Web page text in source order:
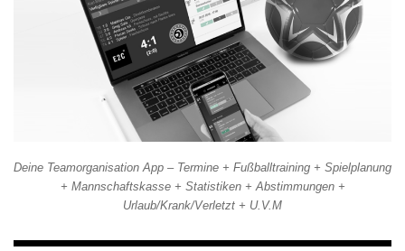
Deine Teamorganisation App – Termine + Fußballtraining + Spielplanung
+ Mannschaftskasse + Statistiken + Abstimmungen +
Urlaub/Krank/Verletzt + U.V.M